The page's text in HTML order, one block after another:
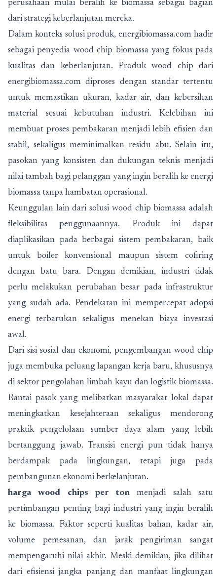
perusahaan mulai beralih ke biomassa sebagai bagian
dari strategi keberlanjutan mereka.
Dalam konteks solusi produk, energibiomassa.com hadir
sebagai penyedia wood chip biomassa yang fokus pada
kualitas dan keberlanjutan. Produk wood chip dari
energibiomassa.com diproses dengan standar tertentu
untuk memastikan ukuran, kadar air, dan kebersihan
material sesuai kebutuhan industri. Kelebihan ini
membuat proses pembakaran menjadi lebih efisien dan
stabil, sekaligus meminimalkan residu abu. Selain itu,
pasokan yang konsisten dan dukungan teknis menjadi
nilai tambah bagi pelanggan yang ingin beralih ke energi
biomassa tanpa hambatan operasional.
Keunggulan lain dari solusi wood chip biomassa adalah
fleksibilitas penggunaannya. Produk ini dapat
diaplikasikan pada berbagai sistem pembakaran, baik
untuk boiler konvensional maupun sistem cofiring
dengan batu bara. Dengan demikian, industri tidak
perlu melakukan perubahan besar pada infrastruktur
yang sudah ada. Pendekatan ini mempercepat adopsi
energi terbarukan sekaligus menekan biaya investasi
awal.
Dari sisi sosial dan ekonomi, pengembangan wood chip
juga membuka peluang lapangan kerja baru, khususnya
di sektor pengolahan limbah kayu dan logistik biomassa.
Rantai pasok yang melibatkan masyarakat lokal dapat
meningkatkan kesejahteraan sekaligus mendorong
praktik pengelolaan sumber daya alam yang lebih
bertanggung jawab. Transisi energi pun tidak hanya
berdampak pada lingkungan, tetapi juga pada
pembangunan ekonomi berkelanjutan.
harga wood chips per ton menjadi salah satu
pertimbangan penting bagi industri yang ingin beralih
ke biomassa. Faktor seperti kualitas bahan, kadar air,
volume pemesanan, dan jarak pengiriman sangat
mempengaruhi nilai akhir. Meski demikian, jika dilihat
dari efisiensi jangka panjang dan manfaat lingkungan